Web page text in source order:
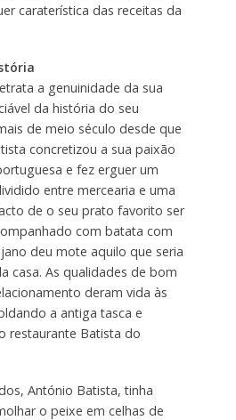
caraterística das receitas da
a genuinidade da sua
da história do seu
de meio século desde que
concretizou a sua paixão
e fez erguer um
entre mercearia e uma
de o seu prato favorito ser
com batata com
deu mote aquilo que seria
casa. As qualidades de bom
deram vida às
a antiga tasca e
restaurante Batista do
António Batista, tinha
o peixe em celhas de